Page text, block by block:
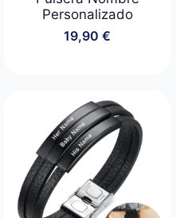
Personalizado
19,90 €